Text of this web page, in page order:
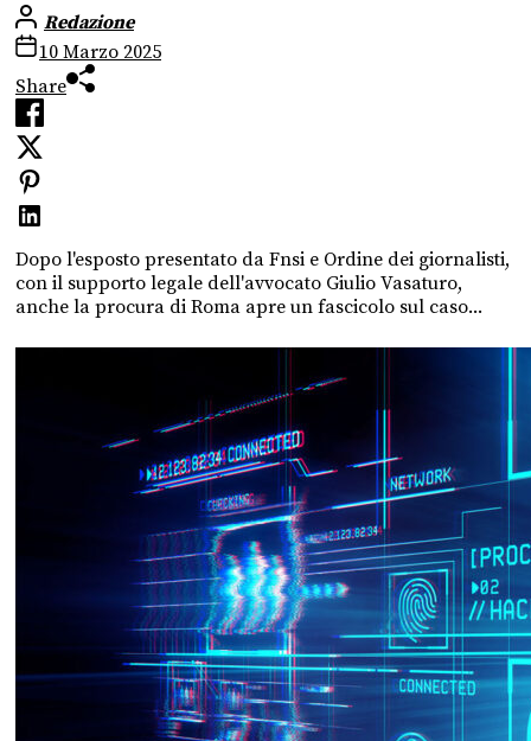
Redazione
10 Marzo 2025
Share
Dopo l'esposto presentato da Fnsi e Ordine dei giornalisti,
con il supporto legale dell'avvocato Giulio Vasaturo,
anche la procura di Roma apre un fascicolo sul caso...